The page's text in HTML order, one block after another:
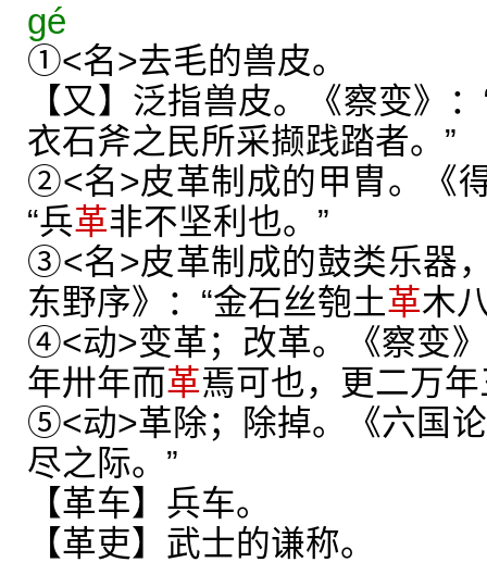
gé
①<名>去毛的兽皮。
【又】泛指兽皮。《察变》
衣石斧之民所采撷践踏者。”
②<名>皮革制成的甲胄。《
“兵革非不坚利也。”
③<名>皮革制成的鼓类乐器
东野序》：“金石丝匏土革木
④<动>变革；改革。《察变
年卅年而革焉可也，更二万
⑤<动>革除；除掉。《六国
尽之际。”
【革车】兵车。
【革吏】武士的谦称。